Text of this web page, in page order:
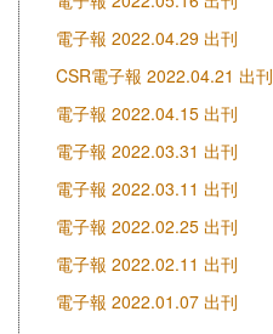
電子報 2022.04.29 出刊
CSR電子報 2022.04.21 出刊
電子報 2022.04.15 出刊
電子報 2022.03.31 出刊
電子報 2022.03.11 出刊
電子報 2022.02.25 出刊
電子報 2022.02.11 出刊
電子報 2022.01.07 出刊